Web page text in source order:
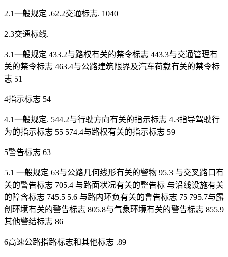
2.1一般规定 .62.2交通标志. 1040
2.3交通标线.
3.1一般规定 433.2与路权有关的禁令标志 443.3与交通管理有
关的禁令标志 463.4与公路建筑限界及汽车荷载有关的禁令标
志 51
4指示标志 54
4.1一般规定. 544.2与行驶方向有关的指示标志 4.3指导驾驶行
为的指示标志 55 574.4与路权有关的指示标志 59
5警告标志 63
5.1 一般规定 63与公路几何线形有关的警物 95.3 与交叉路口有
关的警告标志 705.4 与路面状况有关的整告标 与沿线设施有关
的障含标志 745.5 5.6 与路内环负有关的鲁告标志 75 795.7与露
创环境有关的警告标志 805.8与气象环境有关的警告标志 855.9
其他警结标志 86
6高速公路指路标志和其他标志 .89